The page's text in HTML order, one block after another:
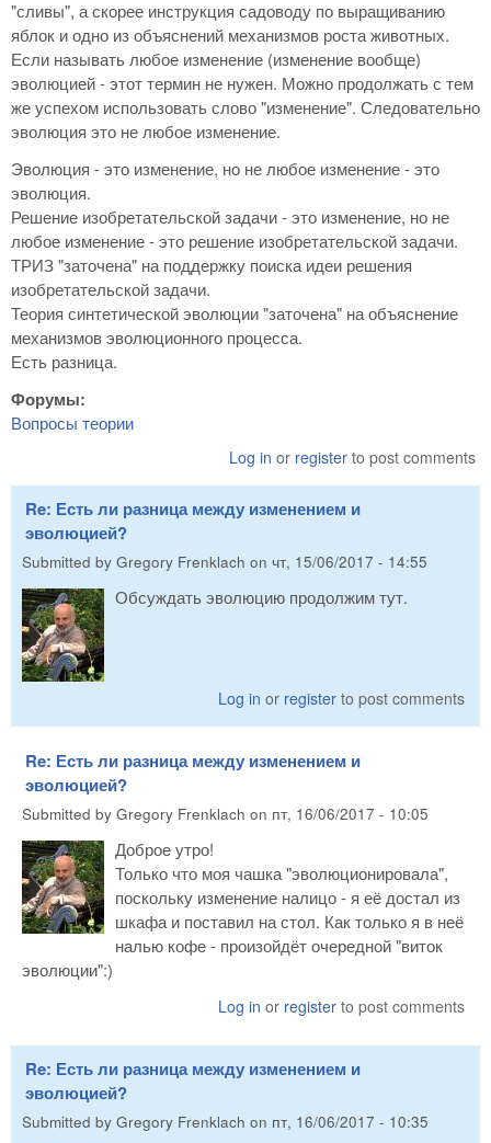
"сливы", а скорее инструкция садоводу по выращиванию
яблок и одно из объяснений механизмов роста животных.
Если называть любое изменение (изменение вообще)
эволюцией - этот термин не нужен. Можно продолжать с тем
же успехом использовать слово "изменение". Следовательно
эволюция это не любое изменение.
Эволюция - это изменение, но не любое изменение - это
эволюция.
Решение изобретательской задачи - это изменение, но не
любое изменение - это решение изобретательской задачи.
ТРИЗ "заточена" на поддержку поиска идеи решения
изобретательской задачи.
Теория синтетической эволюции "заточена" на объяснение
механизмов эволюционного процесса.
Есть разница.
Форумы:
Вопросы теории
Log in or register to post comments
Re: Есть ли разница между изменением и
эволюцией?
Submitted by Gregory Frenklach on чт, 15/06/2017 - 14:55
Обсуждать эволюцию продолжим тут.
Log in or register to post comments
Re: Есть ли разница между изменением и
эволюцией?
Submitted by Gregory Frenklach on пт, 16/06/2017 - 10:05
Доброе утро!
Только что моя чашка "эволюционировала",
поскольку изменение налицо - я её достал из
шкафа и поставил на стол. Как только я в неё
налью кофе - произойдёт очередной "виток
эволюции":)
Log in or register to post comments
Re: Есть ли разница между изменением и
эволюцией?
Submitted by Gregory Frenklach on пт, 16/06/2017 - 10:35